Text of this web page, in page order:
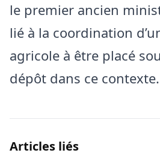
le premier ancien
lié à la coordination
agricole à être placé
dépôt dans ce contexte.
Articles liés